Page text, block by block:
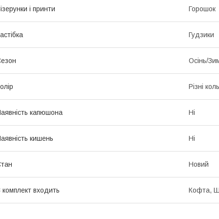
і принти Горошок
Гудзики
Осінь/
Різні
капюшона Ні
кишень Ні
Новий
комплект входить Кофта,